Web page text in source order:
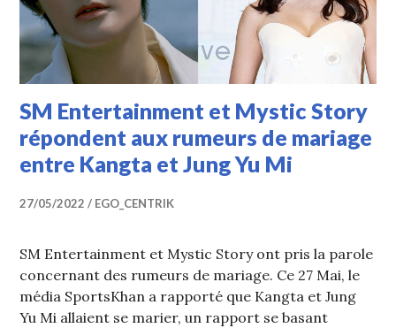
SM Entertainment et Mystic Story
répondent aux rumeurs de mariage
entre Kangta et Jung Yu Mi
27/05/2022 EGO_CENTRIK
SM Entertainment et Mystic Story ont pris la parole
concernant des rumeurs de mariage. Ce 27 Mai, le
média SportsKhan a rapporté que Kangta et Jung
Yu Mi allaient se marier, un rapport se basant